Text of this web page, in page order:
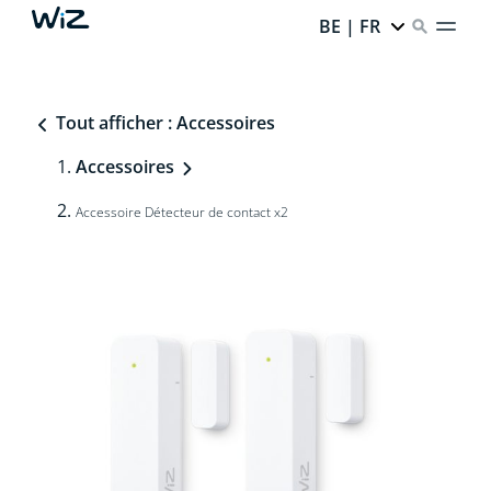
BE | FR
Tout afficher : Accessoires
Accessoires
Accessoire Détecteur de contact x2